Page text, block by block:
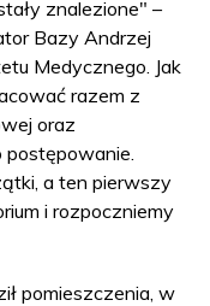
znalezione" –
Bazy Andrzej
Medycznego. Jak
razem z
oraz
a ten pierwszy
i rozpoczniemy
pomieszczenia, w